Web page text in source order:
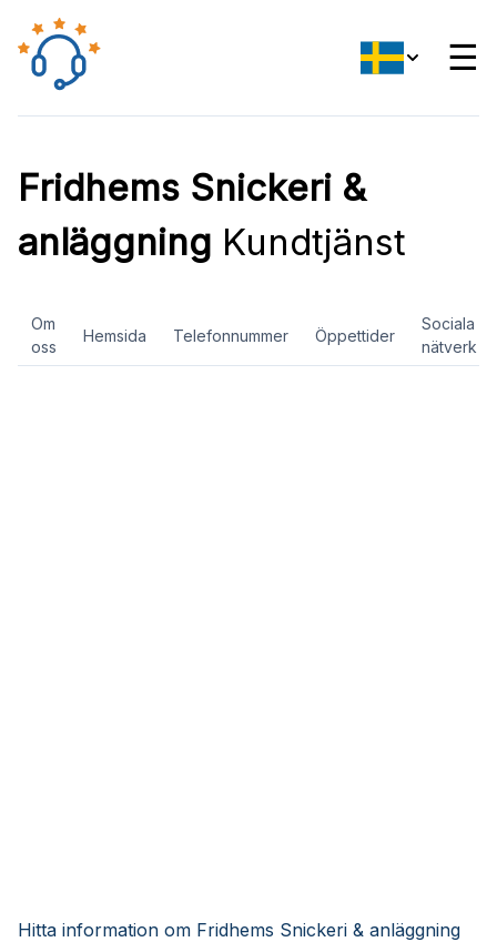
☰
Fridhems Snickeri &
anläggning Kundtjänst
Om
oss
Hemsida Telefonnummer Öppettider
Sociala
nätverk
Hitta information om Fridhems Snickeri & anläggning